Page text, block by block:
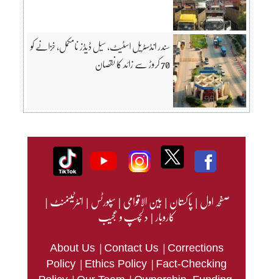
سندر انڈسٹریل اسٹیٹ، سیل ڈیڈز نامکمل، خزانے کو
70 کروڑ سے زائد کا نقصان
صفحہ اول|پاکستان|بین الاقوامی|سپورٹس|انٹرٹینمنٹ|
کاروبار|دلچسپ و عجیب
About Us | Contact Us | Corrections
Policy | Ethics Policy | Fact-Checking